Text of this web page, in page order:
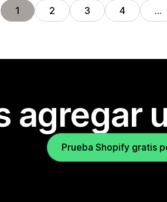
1 2 3 4 …
agregar
Prueba Shopify gratis